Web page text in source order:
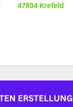
47804 Krefeld